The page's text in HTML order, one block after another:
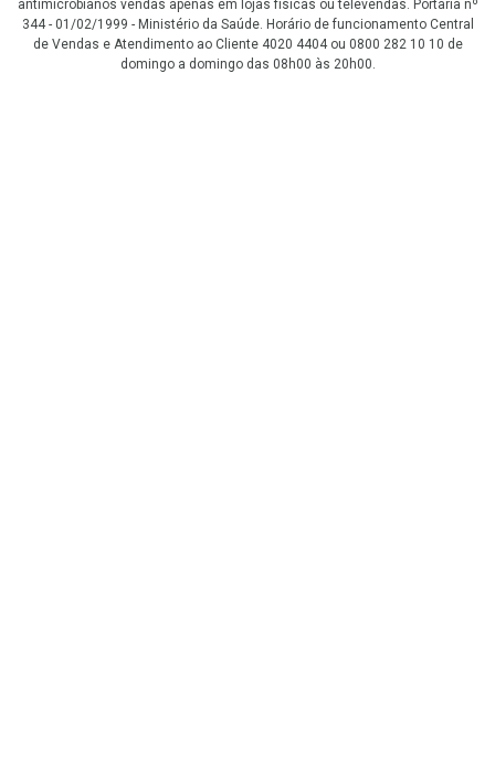
antimicrobianos vendas apenas em lojas físicas ou televendas. Portaria nº
344 - 01/02/1999 - Ministério da Saúde. Horário de funcionamento Central
de Vendas e Atendimento ao Cliente 4020 4404 ou 0800 282 10 10 de
domingo a domingo das 08h00 às 20h00.